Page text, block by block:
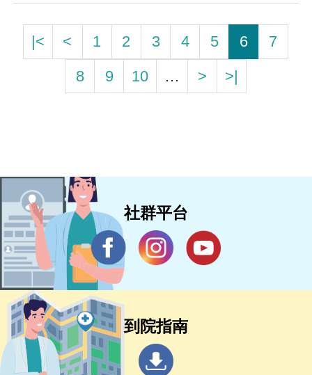
|< < 1 2 3 4 5 6
7
8
9 10 … > >|
社群平台
到院指南